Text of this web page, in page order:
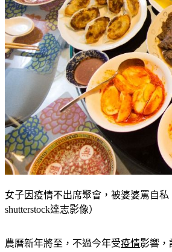
女子因疫情不出席聚會，被婆婆罵自私
shutterstock達志影像）
農曆新年將至，不過今年受疫情影響，